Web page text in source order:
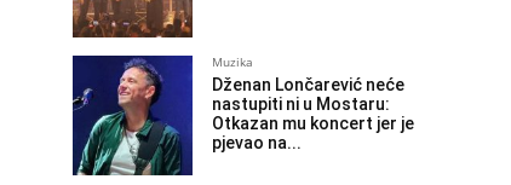
Muzika
Dženan Lončarević neće
nastupiti ni u Mostaru:
Otkazan mu koncert jer je
pjevao na...